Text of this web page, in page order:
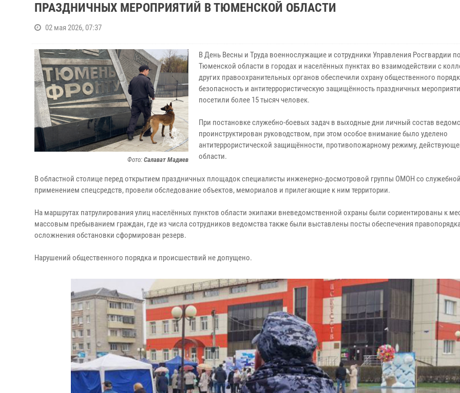
ПРАЗДНИЧНЫХ МЕРОПРИЯТИЙ В ТЮМЕНСКОЙ ОБЛАСТИ
02 мая 2026, 07:37
Фото: Салават Мадиев
В День Весны и Труда военнослужащие и сотрудники Управления Росгвардии по
Тюменской области в городах и населённых пунктах во взаимодействии с
других правоохранительных органов обеспечили охрану общественного
безопасность и антитеррористическую защищённость праздничных
посетили более 15 тысяч человек.
При постановке служебно-боевых задач в выходные дни личный состав
проинструктирован руководством, при этом особое внимание было уделено
антитеррористической защищённости, противопожарному режиму,
области.
В областной столице перед открытием праздничных площадок специалисты инженерно-досмотровой группы ОМОН со
применением спецсредств, провели обследование объектов, мемориалов и прилегающие к ним территории.
На маршрутах патрулирования улиц населённых пунктов области экипажи вневедомственной охраны были сориентированы к
массовым пребыванием граждан, где из числа сотрудников ведомства также были выставлены посты обеспечения
осложнения обстановки сформирован резерв.
Нарушений общественного порядка и происшествий не допущено.